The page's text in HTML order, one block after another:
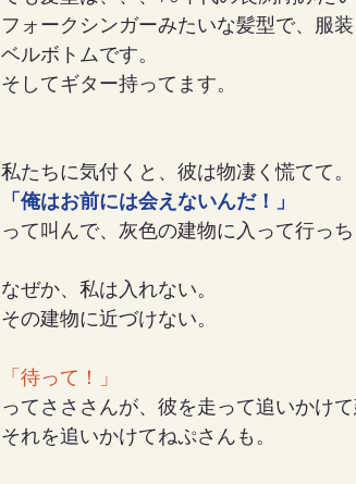
フォークシンガーみたいな髪型で、服
ベルボトムです。
そしてギター持ってます。
私たちに気付くと、彼は物凄く慌てて。
「俺はお前には会えないんだ！」
って叫んで、灰色の建物に入って行っち
なぜか、私は入れない。
その建物に近づけない。
「待って！」
ってさささんが、彼を走って追いかけて
それを追いかけてねぷさんも。